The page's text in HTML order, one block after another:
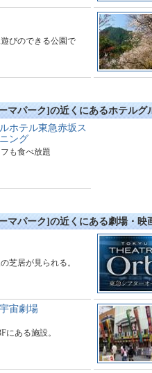
びのできる公園で
マパーク]の近くにあるホテルグ
ホテル東急赤坂ス
ング
も食べ放題
マパーク]の近くにある劇場・映
芝居が見られる。
宙劇場
にある施設。